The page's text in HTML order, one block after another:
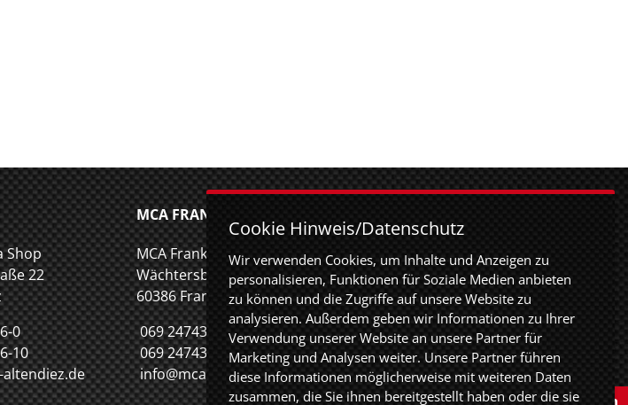
Shop
22
0
10
altendiez.de
MCA FRANKFURT
MCA Frankfurt GmbH
Wächtersbacher Straße 83
60386 Frankfurt
069 2474347-40
069 2474347-59
info@mca-frankfurt.de
Cookie Hinweis/Datenschutz
Wir verwenden Cookies, um Inhalte und Anzeigen zu
personalisieren, Funktionen für Soziale Medien anbieten
zu können und die Zugriffe auf unsere Website zu
analysieren. Außerdem geben wir Informationen zu Ihrer
Verwendung unserer Website an unsere Partner für
Marketing und Analysen weiter. Unsere Partner führen
diese Informationen möglicherweise mit weiteren Daten
zusammen, die Sie ihnen bereitgestellt haben oder die sie